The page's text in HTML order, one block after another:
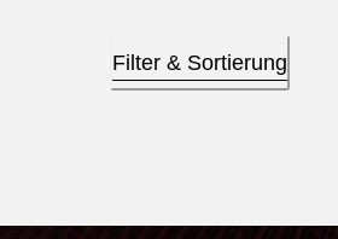
Filter & Sortierung